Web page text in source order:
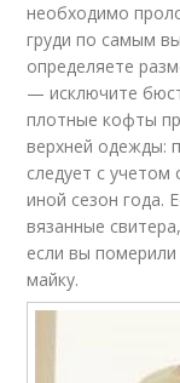
необходимо
груди по самым
определяете
— исключите
плотные кофты
верхней одежды:
следует с
иной сезон года.
вязанные
если вы
майку.